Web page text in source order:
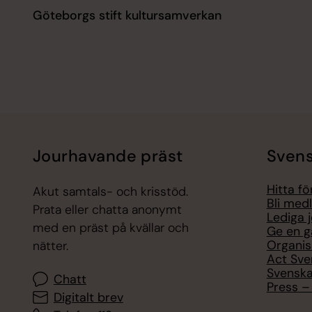
Göteborgs stift kultursamverkan
Jourhavande präst
Akut samtals- och krisstöd.
Prata eller chatta anonymt
med en präst på kvällar och
nätter.
Chatt
Digitalt brev
Hitta
Bli
Lediga
Ge en
Act
Press